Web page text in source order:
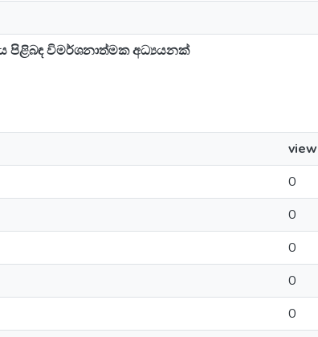
පිළිබඳ විමර්ශනාත්මක අධ්‍යයනක්
0
0
0
0
0